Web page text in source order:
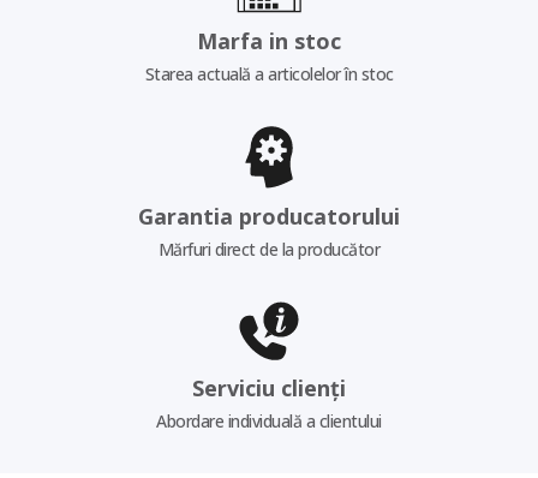
Marfa in stoc
Starea actuală a articolelor în stoc
Garantia producatorului
Mărfuri direct de la producător
Serviciu clienți
Abordare individuală a clientului